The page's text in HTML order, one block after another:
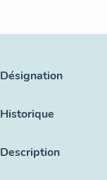
Désignation
Historique
Description